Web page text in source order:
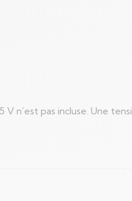
n’est pas incluse. Une